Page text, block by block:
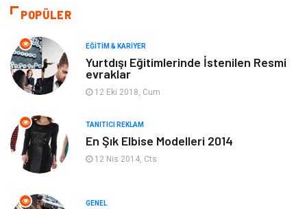
Moda
Makine
Elektronik
Ev Dekorasyon Organizasyon
POPÜLER
EĞITIM & KARIYER
Yurtdışı Eğitimlerinde İstenilen Resmi
evraklar
12 Eki 2018, Cum
TANITICI REKLAM
En Şık Elbise Modelleri 2014
12 Nis 2014, Cts
GENEL